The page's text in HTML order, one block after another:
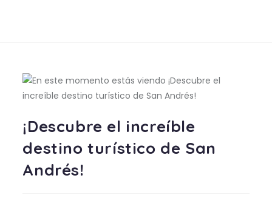
¡Descubre el increíble
destino turístico de San
Andrés!